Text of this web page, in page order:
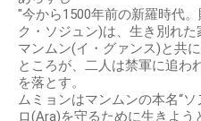
"今から1500年前の新羅時代
ク・ソジュン)は、生き別れ
マンムン(イ・グァンス)と共に
ところが、二人は禁軍に追わ
を落とす。
ムミョンはマンムンの本名“
ロ(Ara)を守るために生きよう